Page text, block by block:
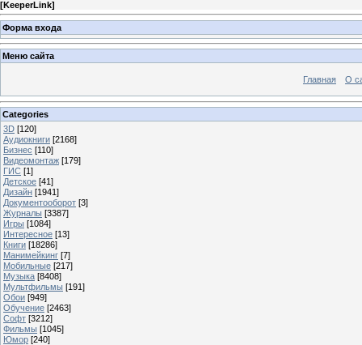
[KeeperLink]
Форма входа
Меню сайта
Главная О
Categories
3D [120]
Аудиокниги [2168]
Бизнес [110]
Видеомонтаж [179]
ГИС [1]
Детское [41]
Дизайн [1941]
Документооборот [3]
Журналы [3387]
Игры [1084]
Интересное [13]
Книги [18286]
Манимейкинг [7]
Мобильные [217]
Музыка [8408]
Мультфильмы [191]
Обои [949]
Обучение [2463]
Софт [3212]
Фильмы [1045]
Юмор [240]